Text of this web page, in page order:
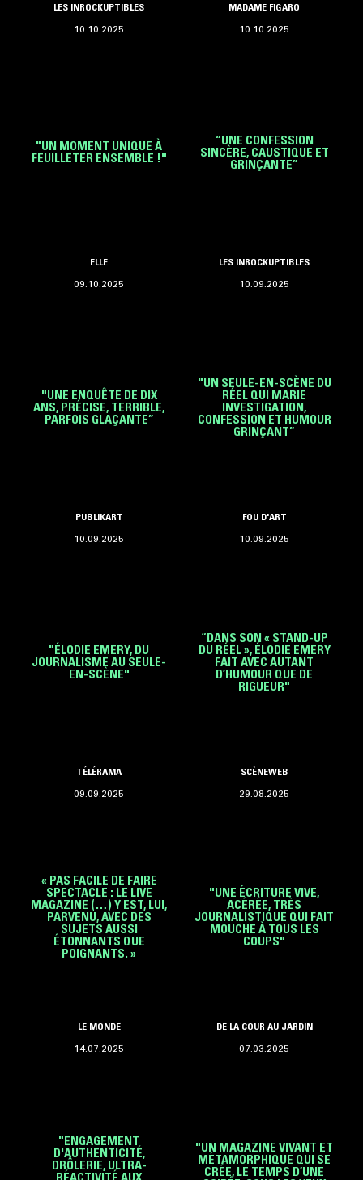
LES INROCKUPTIBLES
10.10.2025
MADAME FIGARO
10.10.2025
"UN MOMENT UNIQUE À
FEUILLETER ENSEMBLE !"
ELLE
09.10.2025
“UNE CONFESSION
SINCÈRE, CAUSTIQUE ET
GRINÇANTE”
LES INROCKUPTIBLES
10.09.2025
"UNE ENQUÊTE DE DIX
ANS, PRÉCISE, TERRIBLE,
PARFOIS GLAÇANTE”
PUBLIKART
10.09.2025
"UN SEULE-EN-SCÈNE DU
RÉEL QUI MARIE
INVESTIGATION,
CONFESSION ET HUMOUR
GRINÇANT”
FOU D'ART
10.09.2025
"ÉLODIE EMERY, DU
JOURNALISME AU SEULE-
EN-SCÈNE"
TÉLÉRAMA
09.09.2025
“DANS SON « STAND-UP
DU RÉEL », ÉLODIE EMERY
FAIT AVEC AUTANT
D’HUMOUR QUE DE
RIGUEUR"
SCÈNEWEB
29.08.2025
« PAS FACILE DE FAIRE
SPECTACLE : LE LIVE
MAGAZINE (…) Y EST, LUI,
PARVENU, AVEC DES
SUJETS AUSSI
ÉTONNANTS QUE
POIGNANTS. »
LE MONDE
14.07.2025
"UNE ÉCRITURE VIVE,
ACÉRÉE, TRÈS
JOURNALISTIQUE QUI FAIT
MOUCHE À TOUS LES
COUPS"
DE LA COUR AU JARDIN
07.03.2025
"ENGAGEMENT
D'AUTHENTICITÉ,
DRÔLERIE, ULTRA-
"UN MAGAZINE VIVANT ET
MÉTAMORPHIQUE QUI SE
CRÉE, LE TEMPS D’UNE